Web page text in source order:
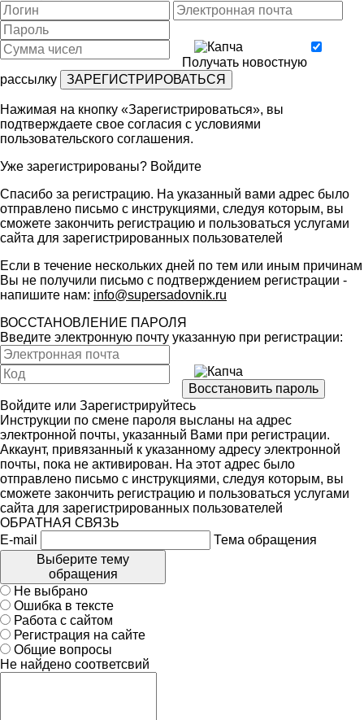
Получать новостную
рассылку
Нажимая на кнопку «Зарегистрироваться», вы
подтверждаете свое согласия с условиями
пользовательского соглашения.
Уже зарегистрированы? Войдите
Спасибо за регистрацию. На указанный вами адрес было
отправлено письмо с инструкциями, следуя которым, вы
сможете закончить регистрацию и пользоваться услугами
сайта для зарегистрированных пользователей
Если в течение нескольких дней по тем или иным причинам
Вы не получили письмо с подтверждением регистрации -
напишите нам: info@supersadovnik.ru
ВОССТАНОВЛЕНИЕ ПАРОЛЯ
Введите электронную почту указанную при регистрации:
Войдите или Зарегистрируйтесь
Инструкции по смене пароля высланы на адрес
электронной почты, указанный Вами при регистрации.
Аккаунт, привязанный к указанному адресу электронной
почты, пока не активирован. На этот адрес было
отправлено письмо с инструкциями, следуя которым, вы
сможете закончить регистрацию и пользоваться услугами
сайта для зарегистрированных пользователей
ОБРАТНАЯ СВЯЗЬ
E-mail
Тема обращения
Выберите тему
обращения
Не выбрано
Ошибка в тексте
Работа с сайтом
Регистрация на сайте
Общие вопросы
Не найдено соответсвий